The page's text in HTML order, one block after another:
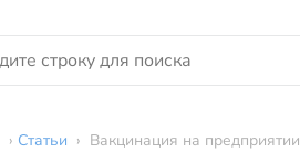
› Статьи › Вакцинация на